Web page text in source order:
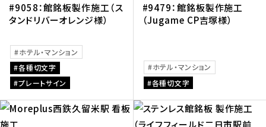
#9058：館銘板製作施工（ス
タンドリバーオレンジ様）
ホテル・マンション
各種切文字
プレートサイン
#9479：館銘板製作施工
（Jugame CP吉塚様）
ホテル・マンション
各種切文字